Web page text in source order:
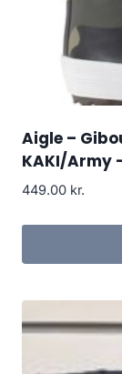
Aigle –
KAKI/Army
449.00 kr.